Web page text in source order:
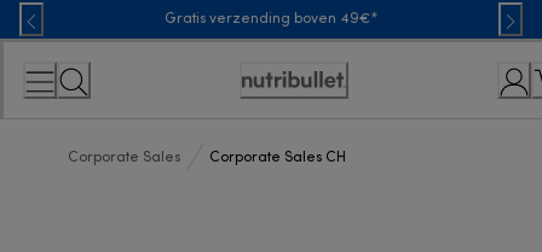
Skip
to
Content
Gratis verzending boven 49€*
Toegankelijkheidsverklaring
Corporate Sales Corporate Sales CH